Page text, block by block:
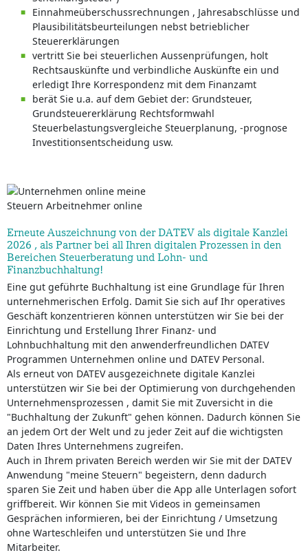
Einnahmeüberschussrechnungen , Jahresabschlüsse und
Plausibilitätsbeurteilungen nebst betrieblicher
Steuererklärungen
vertritt Sie bei steuerlichen Aussenprüfungen, holt
Rechtsauskünfte und verbindliche Auskünfte ein und
erledigt Ihre Korrespondenz mit dem Finanzamt
berät Sie u.a. auf dem Gebiet der: Grundsteuer,
Grundsteuererklärung Rechtsformwahl
Steuerbelastungsvergleiche Steuerplanung, -prognose
Investitionsentscheidung usw.
Erneute Auszeichnung von der DATEV als digitale Kanzlei
2026 , als Partner bei all Ihren digitalen Prozessen in den
Bereichen Steuerberatung und Lohn- und
Finanzbuchhaltung!
Eine gut geführte Buchhaltung ist eine Grundlage für Ihren
unternehmerischen Erfolg. Damit Sie sich auf Ihr operatives
Geschäft konzentrieren können unterstützen wir Sie bei der
Einrichtung und Erstellung Ihrer Finanz- und
Lohnbuchhaltung mit den anwenderfreundlichen DATEV
Programmen Unternehmen online und DATEV Personal.
Als erneut von DATEV ausgezeichnete digitale Kanzlei
unterstützen wir Sie bei der Optimierung von durchgehenden
Unternehmensprozessen , damit Sie mit Zuversicht in die
"Buchhaltung der Zukunft" gehen können. Dadurch können Sie
an jedem Ort der Welt und zu jeder Zeit auf die wichtigsten
Daten Ihres Unternehmens zugreifen.
Auch in Ihrem privaten Bereich werden wir Sie mit der DATEV
Anwendung "meine Steuern" begeistern, denn dadurch
sparen Sie Zeit und haben über die App alle Unterlagen sofort
griffbereit. Wir können Sie mit Videos in gemeinsamen
Gesprächen informieren, bei der Einrichtung / Umsetzung
ohne Warteschleifen und unterstützen Sie und Ihre
Mitarbeiter.